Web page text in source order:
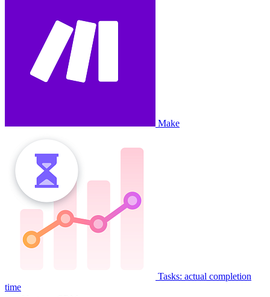
Make
Tasks: actual completion
time